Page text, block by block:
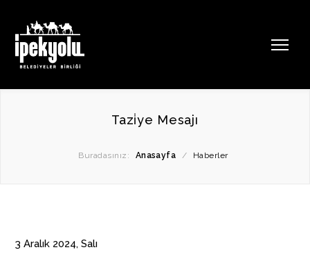
Tazi̇ye Mesajı
Buradasınız: Anasayfa / Haberler
3 Aralık 2024, Salı